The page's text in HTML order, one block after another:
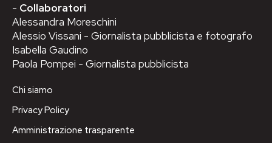
- Collaboratori
Alessandra Moreschini
Alessio Vissani - Giornalista pubblicista e fotografo
Isabella Gaudino
Paola Pompei - Giornalista pubblicista
Chi siamo
Privacy Policy
Amministrazione trasparente